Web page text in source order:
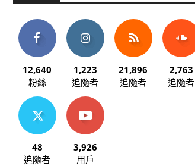
12,640
粉絲
1,223
追隨者
21,896
追隨者
2,763
追隨者
48
追隨者
3,926
用戶